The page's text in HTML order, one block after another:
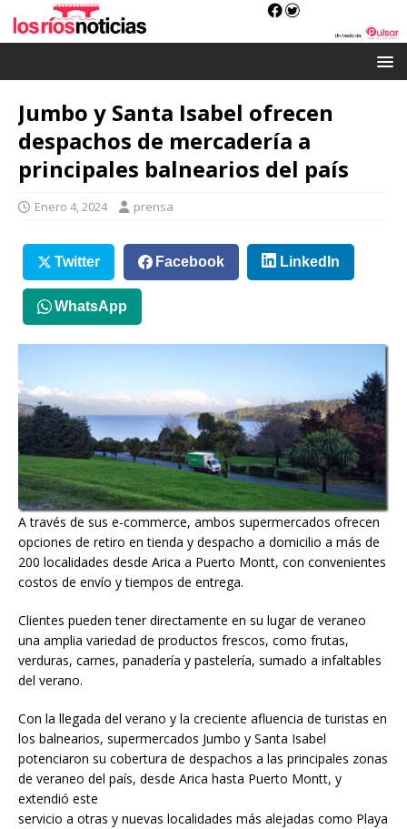
Jumbo y Santa Isabel ofrecen
despachos de mercadería a
principales balnearios del país
Enero 4, 2024 prensa
Twitter Facebook LinkedIn
WhatsApp
A través de sus e-commerce, ambos supermercados ofrecen
opciones de retiro en tienda y despacho a domicilio a más de
200 localidades desde Arica a Puerto Montt, con convenientes
costos de envío y tiempos de entrega.
Clientes pueden tener directamente en su lugar de veraneo
una amplia variedad de productos frescos, como frutas,
verduras, carnes, panadería y pastelería, sumado a infaltables
del verano.
Con la llegada del verano y la creciente afluencia de turistas en
los balnearios, supermercados Jumbo y Santa Isabel
potenciaron su cobertura de despachos a las principales zonas
de veraneo del país, desde Arica hasta Puerto Montt, y
extendió este
servicio a otras y nuevas localidades más alejadas como Playa